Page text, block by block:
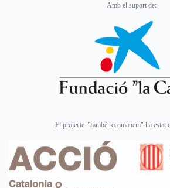
Amb el suport de:
El projecte "També recomanem" ha estat